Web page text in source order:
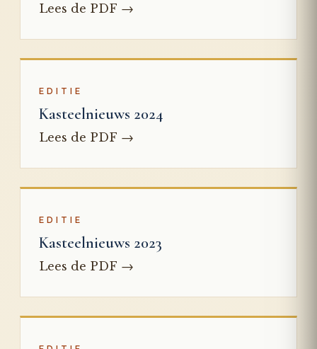
Lees de PDF →
EDITIE
Kasteelnieuws 2024
Lees de PDF →
EDITIE
Kasteelnieuws 2023
Lees de PDF →